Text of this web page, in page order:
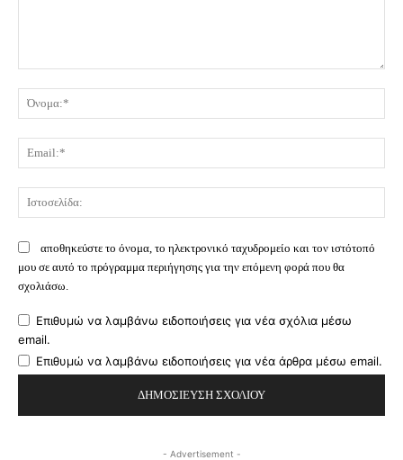
αποθηκεύστε το όνομα, το ηλεκτρονικό ταχυδρομείο και τον ιστότοπό
μου σε αυτό το πρόγραμμα περιήγησης για την επόμενη φορά που θα
σχολιάσω.
Επιθυμώ να λαμβάνω ειδοποιήσεις για νέα σχόλια μέσω
email.
Επιθυμώ να λαμβάνω ειδοποιήσεις για νέα άρθρα μέσω email.
- Advertisement -